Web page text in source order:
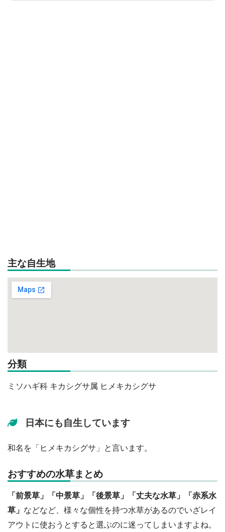
主な自生地
分類
ミソハギ科 キカシグサ属 ヒメキカシグサ
日本にも自生しています
和名を「ヒメキカシグサ」と言います。
おすすめの水草まとめ
「前景草」「中景草」「後景草」「丈夫な水草」「赤系水
草」 などなど、様々な個性を持つ水草があるのでいざレイ
アウトに使おうとすると選ぶのに迷ってしまいますよね。